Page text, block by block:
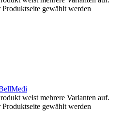
gewählt werden
weist mehrere Varianten auf.
gewählt werden